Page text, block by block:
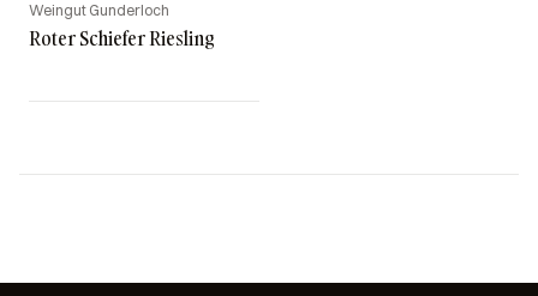
Weingut Gunderloch
Roter Schiefer Riesling